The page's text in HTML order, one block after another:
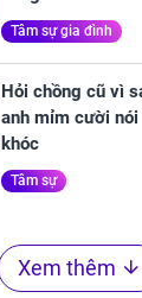
Tâm sự gia đình
Hỏi chồng cũ vì
anh mỉm cười
khóc
Tâm sự
Xem thêm